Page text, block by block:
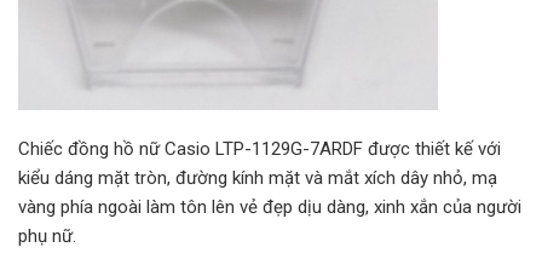
Chiếc đồng hồ nữ Casio LTP-1129G-7ARDF được thiết kế với
kiểu dáng mặt tròn, đường kính mặt và mắt xích dây nhỏ, mạ
vàng phía ngoài làm tôn lên vẻ đẹp dịu dàng, xinh xắn của người
phụ nữ.